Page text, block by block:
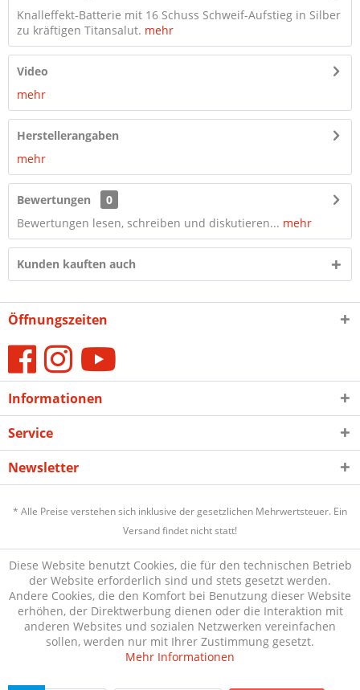
Knalleffekt-Batterie mit 16 Schuss Schweif-Aufstieg in Silber
zu kräftigen Titansalut. mehr
Video
mehr
Herstellerangaben
mehr
Bewertungen
0
Bewertungen lesen, schreiben und diskutieren... mehr
Kunden kauften auch
Öffnungszeiten
Informationen
Service
Newsletter
* Alle Preise verstehen sich inklusive der gesetzlichen Mehrwertsteuer. Ein
Versand findet nicht statt!
Diese Website benutzt Cookies, die für den technischen Betrieb
der Website erforderlich sind und stets gesetzt werden.
Andere Cookies, die den Komfort bei Benutzung dieser Website
erhöhen, der Direktwerbung dienen oder die Interaktion mit
anderen Websites und sozialen Netzwerken vereinfachen
sollen, werden nur mit Ihrer Zustimmung gesetzt.
Mehr Informationen